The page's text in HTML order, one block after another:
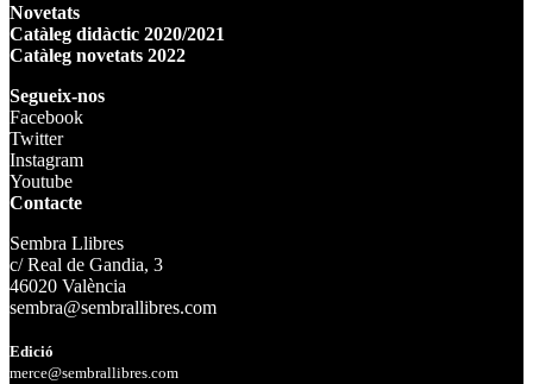
Novetats
Catàleg didàctic 2020/2021
Catàleg novetats 2022
Segueix-nos
Facebook
Twitter
Instagram
Youtube
Contacte
Sembra Llibres
c/ Real de Gandia, 3
46020 València
sembra@sembrallibres.com
Edició
merce@sembrallibres.com